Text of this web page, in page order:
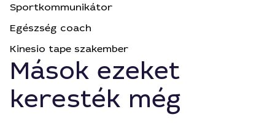
Sportkommunikátor
Egészség coach
Kinesio tape szakember
Mások ezeket
keresték még